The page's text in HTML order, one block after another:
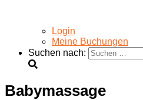
Login
Meine Buchungen
Suchen nach:
Babymassage